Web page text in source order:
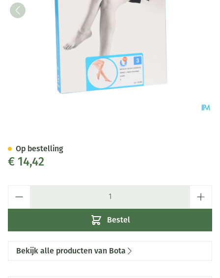
€ 14,42
Bestel
Op bestelling
Bekijk alle producten van Bota